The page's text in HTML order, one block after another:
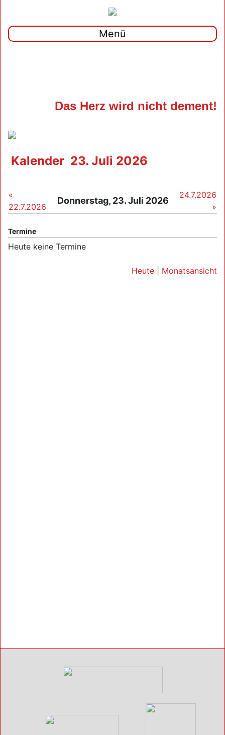
Menü
Das Herz wird nicht dement!
Kalender 23. Juli 2026
«
22.7.2026
Donnerstag, 23. Juli 2026
24.7.2026
»
Termine
Heute keine Termine
Heute Monatsansicht